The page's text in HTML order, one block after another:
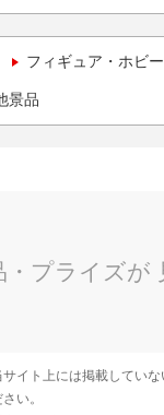
フィギュア・ホビー
景品